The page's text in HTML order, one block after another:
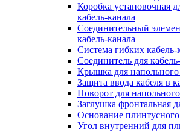
Коробка установочная
кабель-канала
Соединительный
кабель-канала
Система гибких кабель-
Соединитель для
Крышка для напольного
Защита ввода кабеля в
Поворот для
Заглушка фронтальная
Основание плинтусного
Угол внутренний для